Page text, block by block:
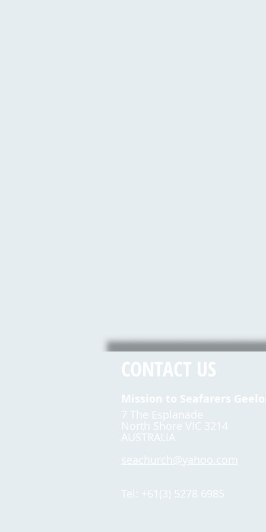
CONTACT US
Mission to Seafarers
7 The Esplanade
North Shore VIC 3214
AUSTRALIA
seachurch@yahoo.com
Tel: +61(3) 5278 6985